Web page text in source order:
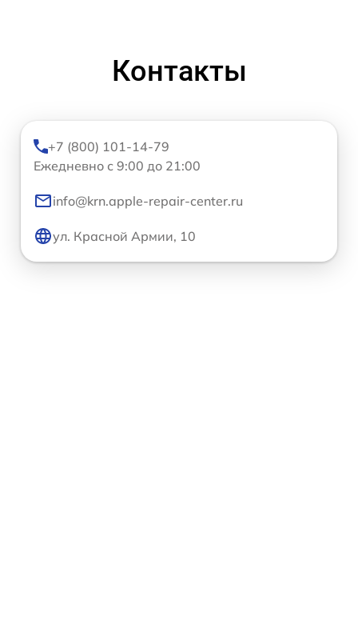
Контакты
+7 (800) 101-14-79
Ежедневно с 9:00 до 21:00
info@krn.apple-repair-center.ru
ул. Красной Армии, 10